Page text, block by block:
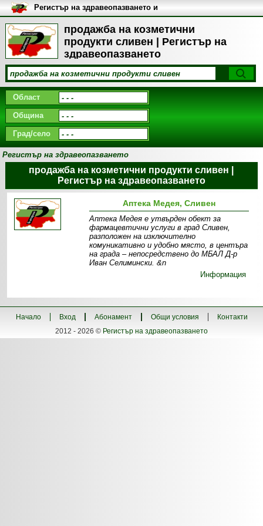
продажба на козметични
продукти сливен | Регистър на
здравеопазването
Регистър на здравеопазването и
медицинските заведения в
България
Област
Община
Град/село
Регистър на здравеопазването
продажба на козметични продукти сливен |
Регистър на здравеопазването
Аптека Медея, Сливен
Аптека Медея е утвърден обект за
фармацевтични услуги в град Сливен,
разположен на изключително
комуникативно и удобно място, в центъра
на града – непосредствено до МБАЛ Д-р
Иван Селимински. &n
Информация
Начало Вход Абонамент Общи условия
Контакти
2012 - 2026 © Регистър на здравеопазването